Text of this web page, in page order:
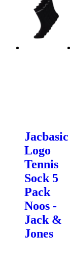
Jacbasic
Logo
Tennis
Sock 5
Pack
Noos -
Jack &
Jones